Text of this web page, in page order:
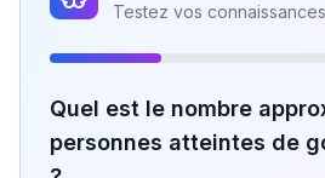
Testez vos
Quel est le nombre
personnes atteintes de